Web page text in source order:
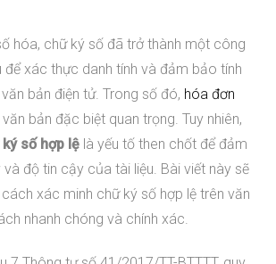
hóa, chữ ký số đã trở thành một công
để xác thực danh tính và đảm bảo tính
bản điện tử. Trong số đó, hóa đơn
bản đặc biệt quan trọng. Tuy nhiên,
số hợp lệ là yếu tố then chốt để đảm
độ tin cậy của tài liệu. Bài viết này sẽ
xác minh chữ ký số hợp lệ trên văn
nhanh chóng và chính xác.